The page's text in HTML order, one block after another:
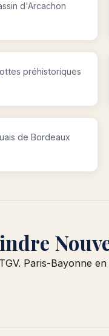
d'Arcachon
préhistoriques
de Bordeaux
Paris-Bayonne